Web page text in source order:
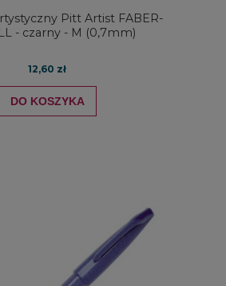
Pitt Artist FABER-
- czarny - M (0,7mm)
12,60 zł
DO KOSZYKA